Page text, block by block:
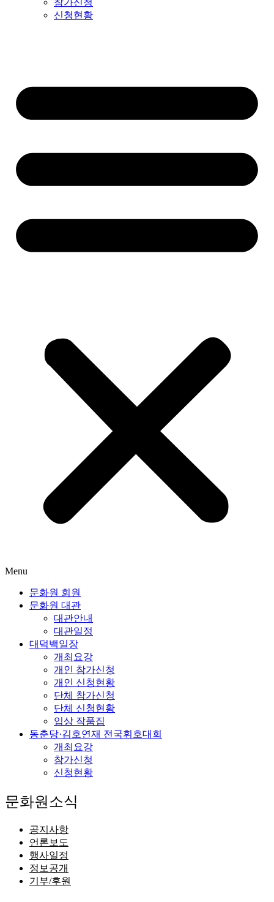
신청현황
Menu
문화원 회원
문화원 대관
대관안내
대관일정
대덕백일장
개최요강
개인 참가신청
개인 신청현황
단체 참가신청
단체 신청현황
입상 작품집
동춘당·김호연재 전국휘호대회
개최요강
참가신청
신청현황
문화원소식
공지사항
언론보도
행사일정
정보공개
기부/후원